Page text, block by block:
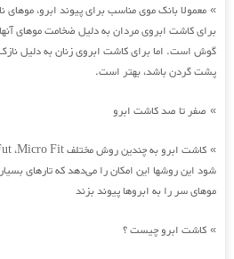
» معمولا بانک موی مناسب برای پیوند ابرو،
برای کاشت ابروی مردان به دلیل ضخامت موهای
گوش است. اما برای کاشت ابروی زنان به دلیل
پشت گردن باشد، بهتر است.
» صفر تا صد کاشت ابرو
»
شود این روشها این امکان را می‌دهد که تارهای
موهای سر را به ابروها پیوند بزند
» کاشت ابرو چیست ؟